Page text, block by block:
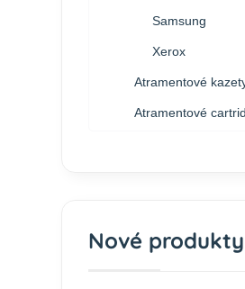
Samsung
Xerox
Atramentové
Atramentové
Nové produkty